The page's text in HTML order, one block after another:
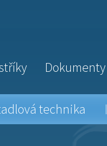
Dokumenty
technika